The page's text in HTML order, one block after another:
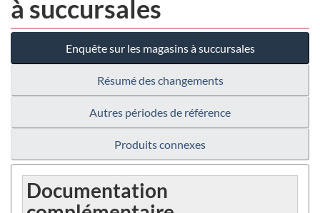
à succursales
Enquête sur les magasins à succursales
Résumé des changements
Autres périodes de référence
Produits connexes
Documentation